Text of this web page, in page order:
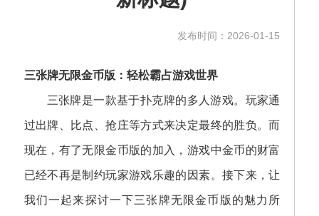
发布时间：2026-01-15
三张牌无限金币版：轻松霸占游戏世界
三张牌是一款基于扑克牌的多人游戏。玩家通
过出牌、比点、抢庄等方式来决定最终的胜负。而
现在，有了无限金币版的加入，游戏中金币的财富
已经不再是制约玩家游戏乐趣的因素。接下来，让
我们一起来探讨一下三张牌无限金币版的魅力所